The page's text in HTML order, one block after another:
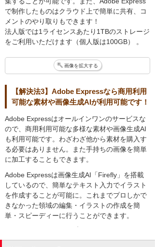
で制作したものはクラウド上で簡単に共有、コ
メントのやり取りもできます！
法人版では1ライセンスあたり1TBのストレージ
をご利用いただけます（個人版は100GB） 。
画像を拡大する
【解決法3】Adobe Expressなら商用利用
可能な素材や画像生成AIが利用可能です！
Adobe Expressはオールインワンのサービスな
ので、商用利用可能な多様な素材や画像生成AI
も利用可能です。わざわざ他から素材を購入す
る必要はありません。また手持ちの画像を簡単
に加工することもできます。
Adobe Expressは画像生成AI「Firefly」を搭載
しているので、簡単なテキスト入力でイラスト
を作成することが可能に。これまでプロしかで
きなかった領域の編集・イラストの作成を簡
単・スピーディーに行うことができます。